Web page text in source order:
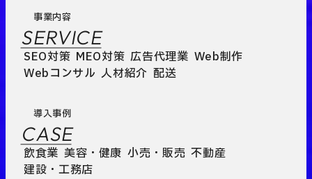
事業内容
SERVICE
SEO対策 MEO対策 広告代理業 Web制作
Webコンサル 人材紹介 配送
導入事例
CASE
飲食業 美容・健康 小売・販売 不動産
建設・工務店